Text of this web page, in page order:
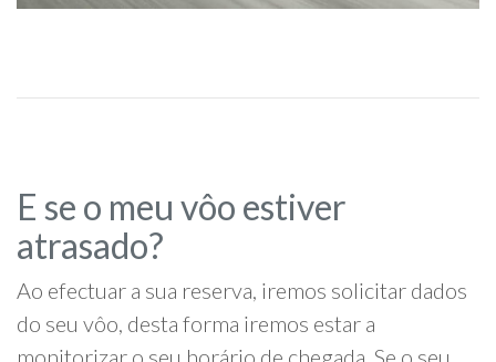
E se o meu vôo estiver
atrasado?
Ao efectuar a sua reserva, iremos solicitar dados
do seu vôo, desta forma iremos estar a